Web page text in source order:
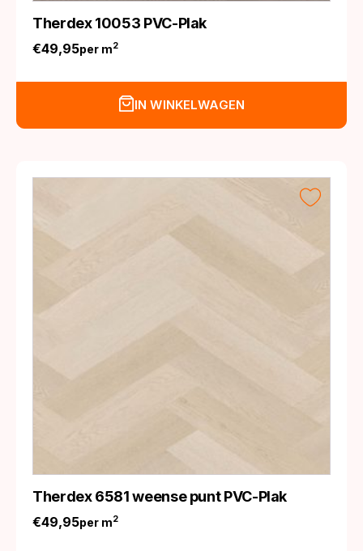
Therdex 10053 PVC-Plak
€49,95per m2
IN WINKELWAGEN
Therdex 6581 weense punt PVC-Plak
€49,95per m2